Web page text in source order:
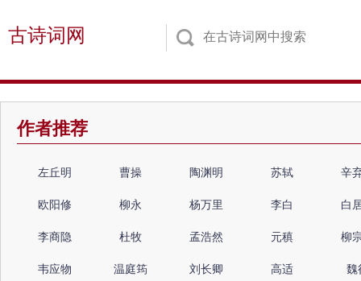
古诗词网
作者推荐
左丘明 曹操 陶渊明 苏轼 辛
欧阳修 柳永 杨万里 李白 白
李商隐 杜牧 孟浩然 元稹 柳
韦应物 温庭筠 刘长卿 高适 魏